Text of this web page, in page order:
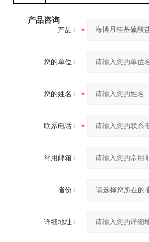
产品咨询
产品：
您的单位：
您的姓名：
联系电话：
常用邮箱：
省份：
详细地址：